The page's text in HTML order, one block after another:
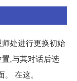
处进行更换初始
,与其对话后选
在这。